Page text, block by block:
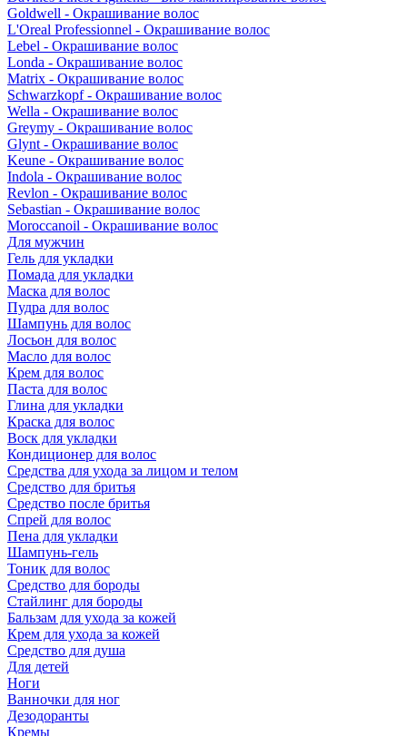
Goldwell - Окрашивание волос
L'Oreal Professionnel - Окрашивание волос
Lebel - Окрашивание волос
Londa - Окрашивание волос
Matrix - Окрашивание волос
Schwarzkopf - Окрашивание волос
Wella - Окрашивание волос
Greymy - Окрашивание волос
Glynt - Окрашивание волос
Keune - Окрашивание волос
Indola - Окрашивание волос
Revlon - Окрашивание волос
Sebastian - Окрашивание волос
Moroccanoil - Окрашивание волос
Для мужчин
Гель для укладки
Помада для укладки
Маска для волос
Пудра для волос
Шампунь для волос
Лосьон для волос
Масло для волос
Крем для волос
Паста для волос
Глина для укладки
Краска для волос
Воск для укладки
Кондиционер для волос
Средства для ухода за лицом и телом
Средство для бритья
Средство после бритья
Спрей для волос
Пена для укладки
Шампунь-гель
Тоник для волос
Средство для бороды
Стайлинг для бороды
Бальзам для ухода за кожей
Крем для ухода за кожей
Средство для душа
Для детей
Ноги
Ванночки для ног
Дезодоранты
Кремы